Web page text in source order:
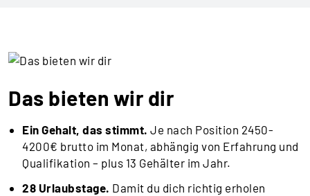
Das bieten wir dir
Ein Gehalt, das stimmt. Je nach Position 2450-
4200€ brutto im Monat, abhängig von Erfahrung und
Qualifikation – plus 13 Gehälter im Jahr.
28 Urlaubstage. Damit du dich richtig erholen